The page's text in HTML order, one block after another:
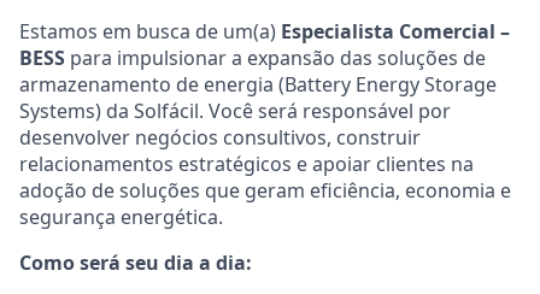
Estamos em busca de um(a) Especialista Comercial –
BESS para impulsionar a expansão das soluções de
armazenamento de energia (Battery Energy Storage
Systems) da Solfácil. Você será responsável por
desenvolver negócios consultivos, construir
relacionamentos estratégicos e apoiar clientes na
adoção de soluções que geram eficiência, economia e
segurança energética.
Como será seu dia a dia: